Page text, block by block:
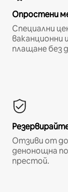
Опростени
Специални
ваканционни
плащане без
Отзиви от
денонощна
престой.